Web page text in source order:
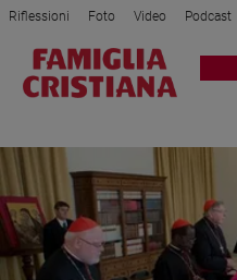
Attualità
Mondo
Economia
Legalità
Riflessioni Foto Video Podcast
Privacy Policy Chi siamo
Registrati Redazione